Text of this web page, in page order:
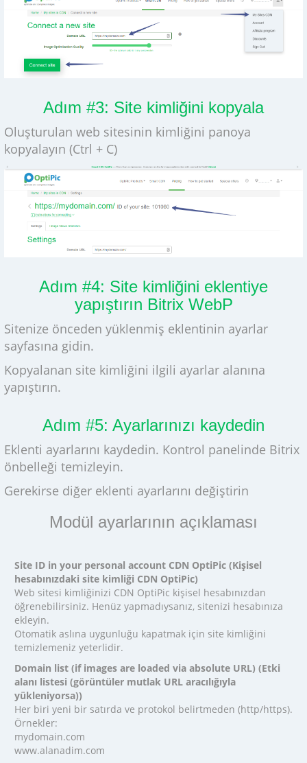
Adım #3: Site kimliğini kopyala
Oluşturulan web sitesinin kimliğini panoya
kopyalayın (Ctrl + C)
Adım #4: Site kimliğini eklentiye
yapıştırın Bitrix WebP
Sitenize önceden yüklenmiş eklentinin ayarlar
sayfasına gidin.
Kopyalanan site kimliğini ilgili ayarlar alanına
yapıştırın.
Adım #5: Ayarlarınızı kaydedin
Eklenti ayarlarını kaydedin. Kontrol panelinde Bitrix
önbelleği temizleyin.
Gerekirse diğer eklenti ayarlarını değiştirin
Modül ayarlarının açıklaması
Site ID in your personal account CDN OptiPic (Kişisel
hesabınızdaki site kimliği CDN OptiPic)
Web sitesi kimliğinizi CDN OptiPic kişisel hesabınızdan
öğrenebilirsiniz. Henüz yapmadıysanız, sitenizi hesabınıza
ekleyin.
Otomatik aslına uygunluğu kapatmak için site kimliğini
temizlemeniz yeterlidir.
Domain list (if images are loaded via absolute URL) (Etki
alanı listesi (görüntüler mutlak URL aracılığıyla
yükleniyorsa))
Her biri yeni bir satırda ve protokol belirtmeden (http/https).
Örnekler:
mydomain.com
www.alanadim.com